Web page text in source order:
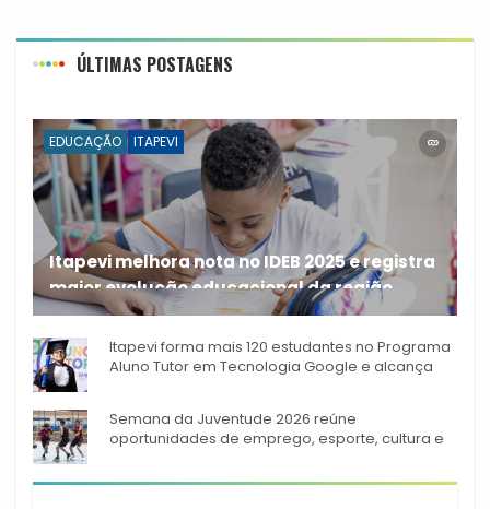
ÚLTIMAS POSTAGENS
EDUCAÇÃO ITAPEVI
Itapevi melhora nota no IDEB 2025 e registra
maior evolução educacional da região
A rede municipal de ensino
Itapevi forma mais 120 estudantes no Programa
Aluno Tutor em Tecnologia Google e alcança
Semana da Juventude 2026 reúne
oportunidades de emprego, esporte, cultura e